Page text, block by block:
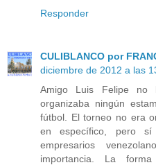
Responder
CULIBLANCO por
diciembre de 2012 a las
Amigo Luis Felipe
organizaba ningún
fútbol. El torneo no era
en específico, pero
empresarios
importancia. La